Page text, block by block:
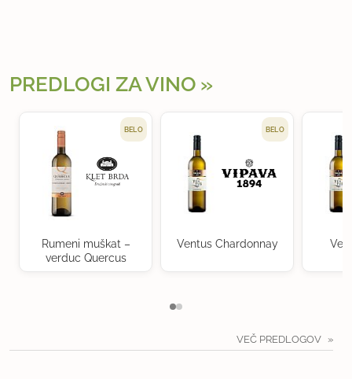
PREDLOGI ZA VINO
BELO
Rumeni muškat –
verduc Quercus
BELO
Ventus Chardonnay
VEČ PREDLOGOV